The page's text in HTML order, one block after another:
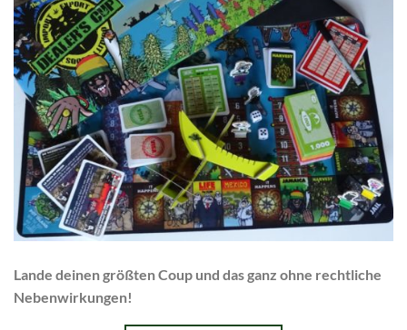
Lande deinen größten Coup und das ganz ohne rechtliche
Nebenwirkungen!